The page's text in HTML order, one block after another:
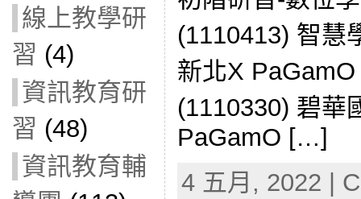
線上教學研
習 (4)
資訊教育研
習 (48)
資訊教育輔
(1110413) 智慧
新北X
(1110330) 碧華
PaGamO […]
4 五月, 2022 |